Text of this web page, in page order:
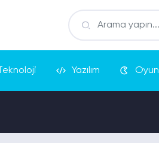
Teknoloji Yazılım Oyun